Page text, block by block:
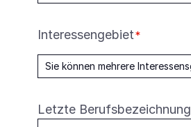
Interessengebiet*
Letzte Berufsbezeichnung